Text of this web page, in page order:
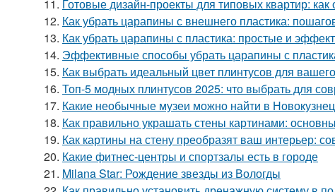
11. Готовые дизайн-проекты для типовых квартир: как
12. Как убрать царапины с внешнего пластика:
13. Как убрать царапины с пластика: простые и
14. Эффективные способы убрать царапины с
15. Как выбрать идеальный цвет плинтусов для
16. Топ-5 модных плинтусов 2025: что выбрать для
17. Какие необычные музеи можно найти в
18. Как правильно украшать стены картинами:
19. Как картины на стену преобразят ваш интерьер:
20. Какие фитнес-центры и спортзалы есть в городе
21. Milana Star: Рождение звезды из Вологды